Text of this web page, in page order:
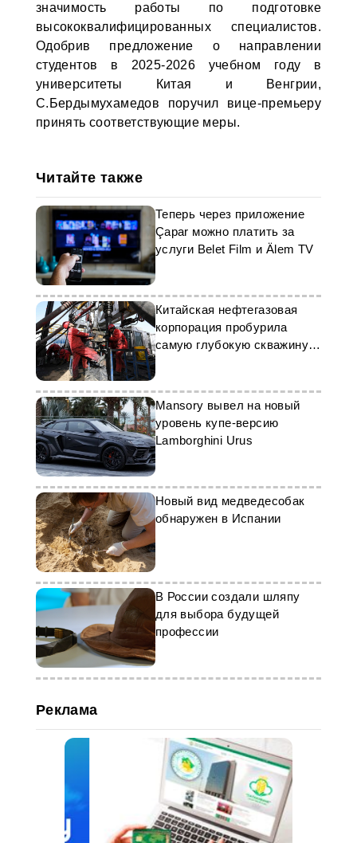
значимость работы по подготовке
высококвалифицированных специалистов.
Одобрив предложение о направлении
студентов в 2025-2026 учебном году в
университеты Китая и Венгрии,
С.Бердымухамедов поручил вице-премьеру
принять соответствующие меры.
Читайте также
Теперь через приложение
Çapar можно платить за
услуги Belet Film и Älem TV
Китайская нефтегазовая
корпорация пробурила
самую глубокую скважину в
Азии
Mansory вывел на новый
уровень купе-версию
Lamborghini Urus
Новый вид медведесобак
обнаружен в Испании
В России создали шляпу
для выбора будущей
профессии
Реклама